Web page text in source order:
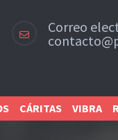
Correo
CÁRITAS VIBRA